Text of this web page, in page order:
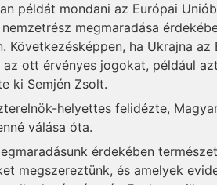
példát mondani az Európai
megmaradása
Következésképpen, ha Ukrajna
ott érvényes jogokat, például
ki Semjén Zsolt.
helyettes felidézte,
válása óta.
érdekében
megszereztünk, és amelyek